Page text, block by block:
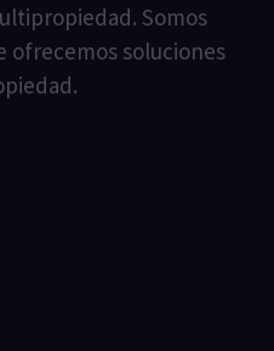
Somos
ofrecemos soluciones